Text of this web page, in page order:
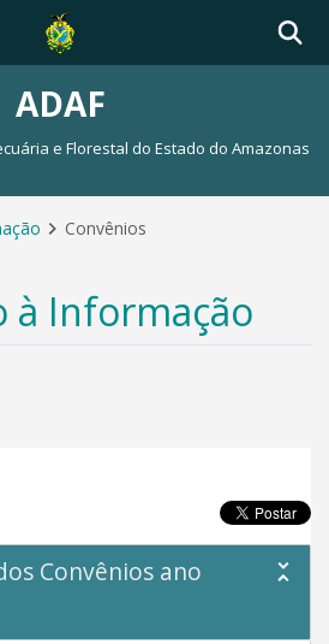
ADAF
e Florestal do Estado do Amazonas
Convênios
à Informação
Convênios ano